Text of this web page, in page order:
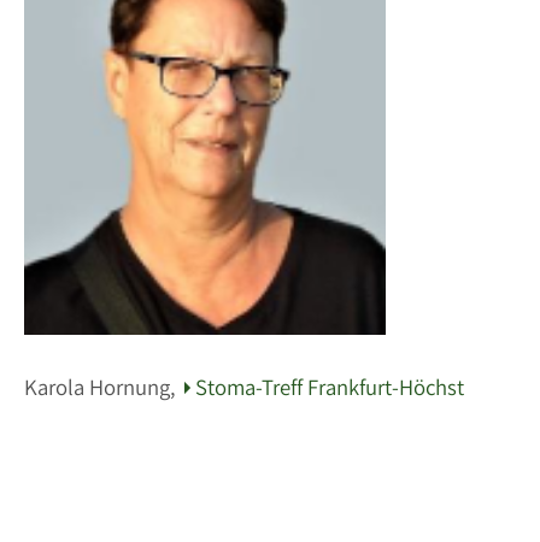
Karola Hornung, Stoma-Treff Frankfurt-Höchst